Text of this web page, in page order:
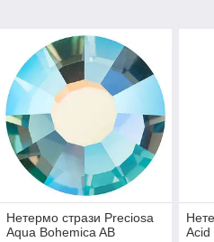
Нетермо стрази Preciosa
Aqua Bohemica AB
Acid